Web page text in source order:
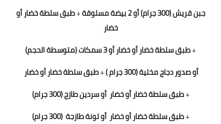
جبن قريش (300 جرام) أو 2 بيضة مسلوقة
+طبق سلطة خضار أو
خضار
+طبق سلطة خضار أو خضارأو 3 سمكات (متوسطة الحجم)
أوصدور دجاج مخلية (300 جرام ) +طبق سلطة خضار أو خضار
+طبق سلطة خضار أو خضار أو سردين طازج (300 جرام)
+طبق سلطة خضار أو خضار أو تونة طازجة (300 جرام)